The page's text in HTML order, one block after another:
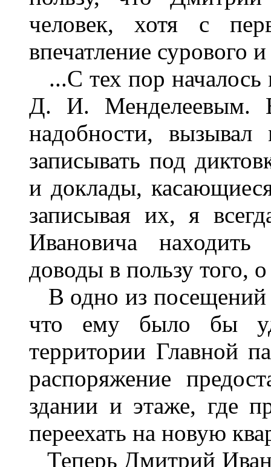
человек, хотя с
впечатление сурового
...С тех пор началось
Д. И. Менделеевым.
надобности,
записывать под
и доклады,
записывая их, я
Ивановича находить
доводы в пользу того,
В одно из посещений
что ему было бы
территории Главной
распоряжение
здании и этаже, где
переехать на новую
Теперь Дмитрий